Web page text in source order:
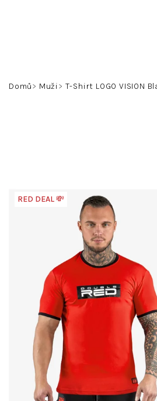
Domů Muži T-Shirt LOGO VISION
RED DEAL 💸